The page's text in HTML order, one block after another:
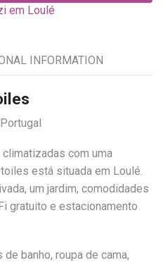
em Loulé
INFORMATION
com uma
está situada em Loulé.
um jardim, comodidades
gratuito e estacionamento
banho, roupa de cama,